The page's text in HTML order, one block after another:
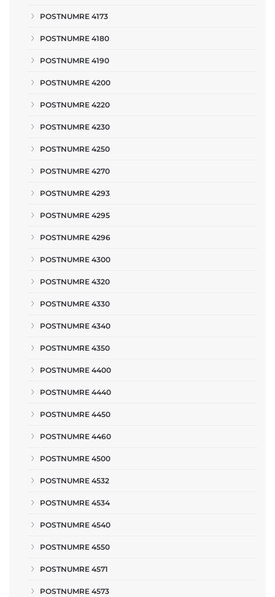
POSTNUMRE 4173
POSTNUMRE 4180
POSTNUMRE 4190
POSTNUMRE 4200
POSTNUMRE 4220
POSTNUMRE 4230
POSTNUMRE 4250
POSTNUMRE 4270
POSTNUMRE 4293
POSTNUMRE 4295
POSTNUMRE 4296
POSTNUMRE 4300
POSTNUMRE 4320
POSTNUMRE 4330
POSTNUMRE 4340
POSTNUMRE 4350
POSTNUMRE 4400
POSTNUMRE 4440
POSTNUMRE 4450
POSTNUMRE 4460
POSTNUMRE 4500
POSTNUMRE 4532
POSTNUMRE 4534
POSTNUMRE 4540
POSTNUMRE 4550
POSTNUMRE 4571
POSTNUMRE 4573